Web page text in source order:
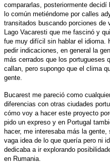
compararlas, posteriormente
lo común metiéndome por calles
transitados buscando porciones de
Lago Vacaresti que me fascinó y
fue muy difícil sin hablar el idioma.
pedir indicaciones, en general la
más cerrados que los portugueses
callan, pero supongo que el clima
gente.
Bucarest me pareció como
diferencias con otras ciudades
cómo voy a hacer este proyecto
pido un expreso y en Portugal
hacer, me interesaba más la
vaga idea de lo que quería pero ni
dedicaba a ir explorando
en Rumania.